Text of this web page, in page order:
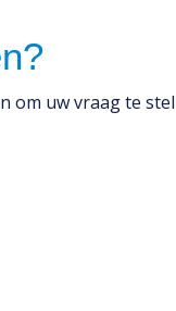
om uw vraag te